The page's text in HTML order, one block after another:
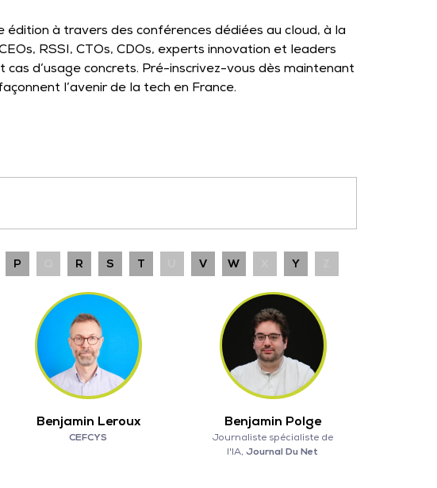
à travers des conférences dédiées au cloud, à la
RSSI, CTOs, CDOs, experts innovation et leaders
d’usage concrets. Pré-inscrivez-vous dès maintenant
l’avenir de la tech en France.
P R S T V W Y
Benjamin Leroux
CEFCYS
Benjamin Polge
Journaliste spécialiste de
l'IA,Journal Du Net